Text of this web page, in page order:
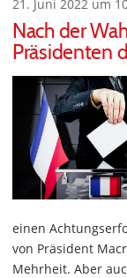
21. Juni 2022 um
Nach der
Präsidenten
einen
von Präsident
Mehrheit. Aber